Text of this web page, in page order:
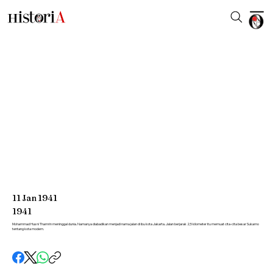
11Jan1941
1941
Mohammad Husni Thamrin meninggal dunia. Namanya diabadikan menjadi nama jalan di ibu kota Jakarta. Jalan berjarak 2,5 kilometer itu memuat cita-cita besar Sukarno
tentang kota modern.